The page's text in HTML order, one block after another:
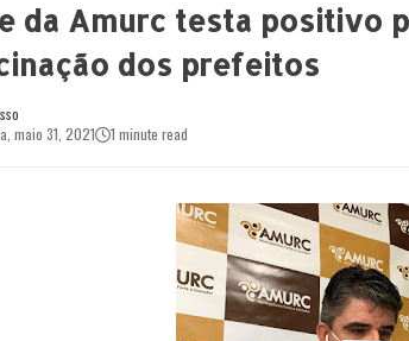
da Amurc testa positivo
dos prefeitos
maio 31, 2021
1 minute read